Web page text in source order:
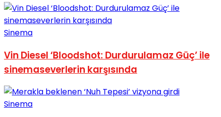
Sinema
Vin Diesel ‘Bloodshot: Durdurulamaz Güç’ ile
sinemaseverlerin karşısında
Sinema